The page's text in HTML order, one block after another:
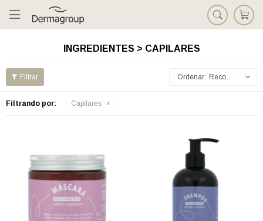

INGREDIENTES > CAPILARES
Recomendados
Filtrando por: Capilares